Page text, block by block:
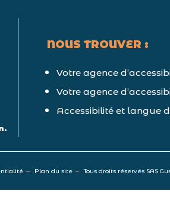
NOUS TROUVER :
Votre agence
Votre agence
Accessibilité et langue
Plan du site Tous droits réservés SAS